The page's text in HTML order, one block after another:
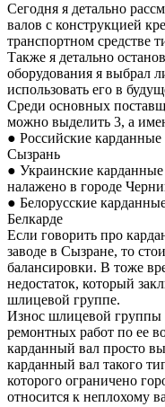
Сегодня я детально
валов с конструкцией
транспортном средстве
Также я детально
оборудования я выбрал
использовать его в
Среди основных
можно выделить 3, а
● Российские карданные
Сызрань
● Украинские
налажено в городе
● Белорусские
Белкарде
Если говорить про
заводе в Сызране, то
балансировки. В тоже
недостаток, который
шлицевой группе.
Износ шлицевой группы
ремонтных работ по ее
карданный вал просто
карданный вал такого
которого ограничено
относится к неплохому